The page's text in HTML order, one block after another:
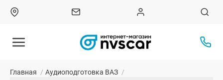
Главная / Аудиоподготовка ВАЗ /